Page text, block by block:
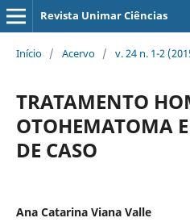
Revista Unimar Ciências
Início / Acervo / v. 24 n. 1-2
TRATAMENTO
OTOHEMATOMA
DE CASO
Ana Catarina Viana Valle